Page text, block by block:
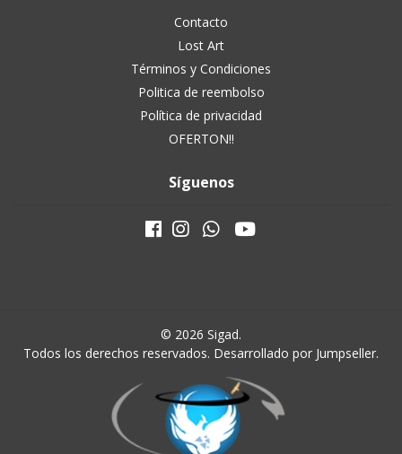
Contacto
Lost Art
Términos y Condiciones
Politica de reembolso
Política de privacidad
OFERTON!!
Síguenos
© 2026 Sigad.
Todos los derechos reservados. Desarrollado por Jumpseller.